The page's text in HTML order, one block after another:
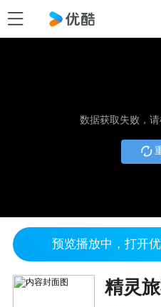
数据获取失败，
预览播放中，打开
精灵